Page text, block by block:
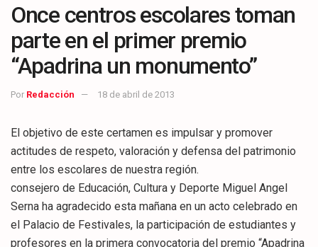
Once centros escolares toman
parte en el primer premio
“Apadrina un monumento”
Por Redacción 18 de abril de 2013
El objetivo de este certamen es impulsar y promover
actitudes de respeto, valoración y defensa del patrimonio
entre los escolares de nuestra región.
consejero de Educación, Cultura y Deporte Miguel Angel
Serna ha agradecido esta mañana en un acto celebrado en
el Palacio de Festivales, la participación de estudiantes y
profesores en la primera convocatoria del premio “Apadrina